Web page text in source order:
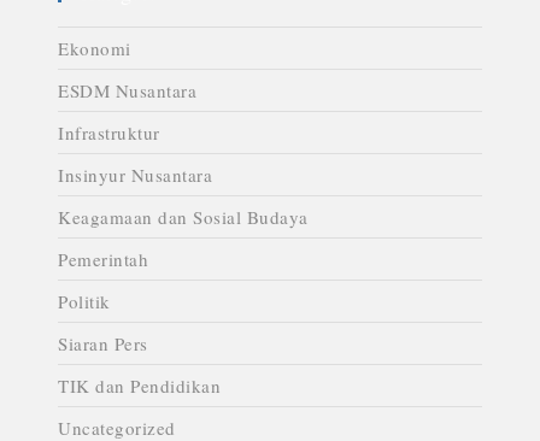
Ekonomi
ESDM Nusantara
Infrastruktur
Insinyur Nusantara
Keagamaan dan Sosial Budaya
Pemerintah
Politik
Siaran Pers
TIK dan Pendidikan
Uncategorized